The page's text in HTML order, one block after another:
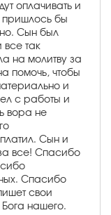
оплачивать и
пришлось бы
Сын был
все так
на молитву за
помочь, чтобы
и
с работы и
вора не
Сын и
все! Спасибо
Спасибо
свои
нашего.